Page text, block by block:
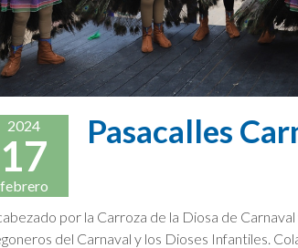
2024
17
febrero
Pasacalles
por la Carroza de la Diosa de
del Carnaval y los Dioses Infantiles.